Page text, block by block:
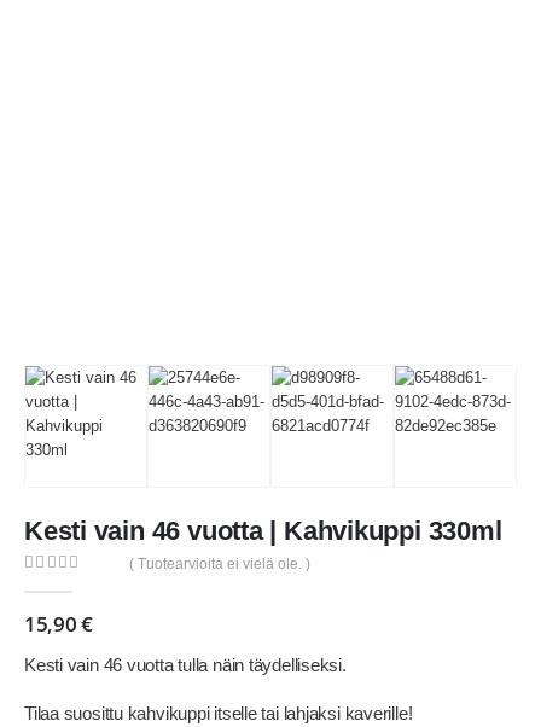
Kesti vain 46 vuotta | Kahvikuppi 330ml
( Tuotearvioita ei vielä ole. )
15,90€
Kesti vain 46 vuotta tulla näin täydelliseksi.
Tilaa suosittu kahvikuppi itselle tai lahjaksi kaverille!